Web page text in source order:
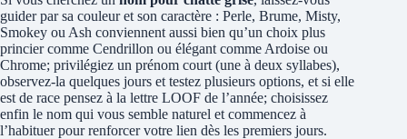
guider par sa couleur et son caractère : Perle, Brume, Misty,
Smokey ou Ash conviennent aussi bien qu’un choix plus
princier comme Cendrillon ou élégant comme Ardoise ou
Chrome; privilégiez un prénom court (une à deux syllabes),
observez-la quelques jours et testez plusieurs options, et si elle
est de race pensez à la lettre LOOF de l’année; choisissez
enfin le nom qui vous semble naturel et commencez à
l’habituer pour renforcer votre lien dès les premiers jours.